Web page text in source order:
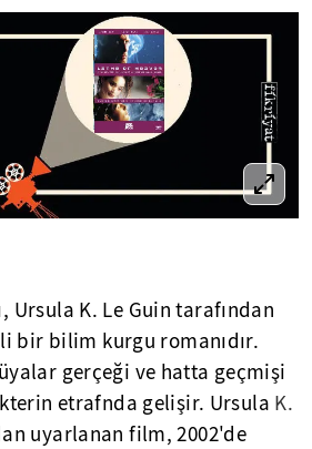
Ursula K. Le Guin tarafından
bir bilim kurgu romanıdır.
gerçeği ve hatta geçmişi
etrafnda gelişir. Ursula K.
uyarlanan film, 2002'de